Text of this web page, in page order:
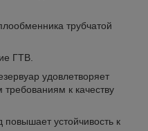
трубчатой
ГТВ.
удовлетворяет
требованиям к качеству
устойчивость к